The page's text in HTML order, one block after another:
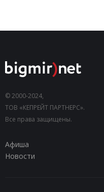
© 2000-2024,
ТОВ «КЕПРЕЙТ ПАРТНЕРС».
Все права защищены.
Афиша
Новости